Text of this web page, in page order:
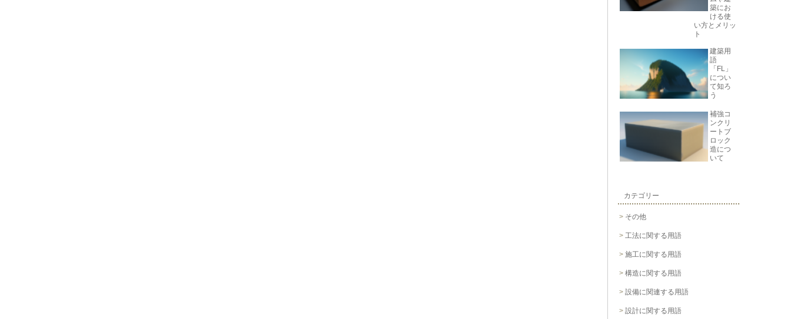
築にお
ける使
い方とメリッ
ト
建築用
語
「FL」
につい
て知ろ
う
補強コ
ンクリ
ートブ
ロック
造につ
いて
カテゴリー
その他
工法に関する用語
施工に関する用語
構造に関する用語
設備に関連する用語
設計に関する用語